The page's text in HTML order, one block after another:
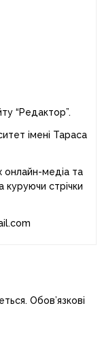
“Редактор”.
імені Тараса
онлайн-медіа та
куруючи стрічки
Обов’язкові